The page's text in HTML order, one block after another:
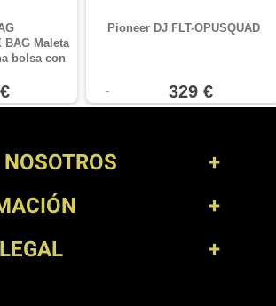
BAG Maleta
bolsa con
DDJ-RX,
DDJ-SX3.
EMEA
Pioneer DJ FLT-OPUSQUAD
329 €